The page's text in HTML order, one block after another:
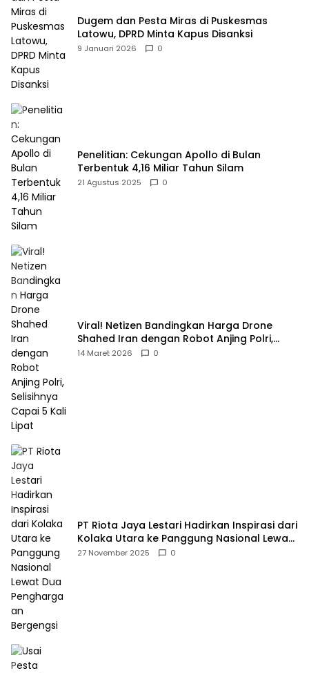
Dugem dan Pesta Miras di Puskesmas
Latowu, DPRD Minta Kapus Disanksi
9 Januari 2026 0
Penelitian: Cekungan Apollo di Bulan
Terbentuk 4,16 Miliar Tahun Silam
21 Agustus 2025 0
Viral! Netizen Bandingkan Harga Drone
Shahed Iran dengan Robot Anjing Polri,
Selisihnya Capai 5 Kali Lipat
14 Maret 2026 0
PT Riota Jaya Lestari Hadirkan Inspirasi dari
Kolaka Utara ke Panggung Nasional Lewat
Dua Penghargaan Bergengsi
27 November 2025 0